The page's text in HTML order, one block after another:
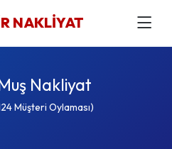
NAKLİYAT
Nakliyat
Müşteri Oylaması)